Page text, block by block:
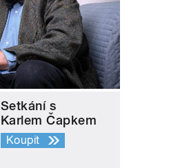
Setkání s
Karlem Čapkem
Koupit